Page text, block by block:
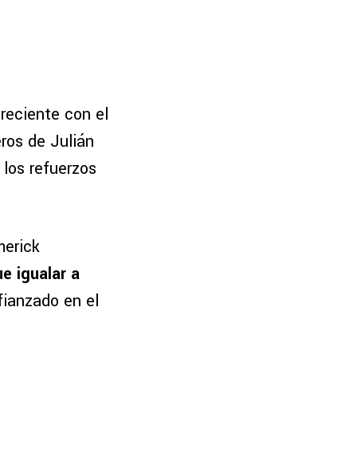
con el
de Julián
refuerzos
igualar a
en el